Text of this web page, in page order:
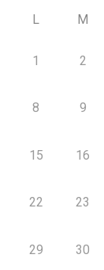
L M
1 2
8 9
15 16
22 23
29 30